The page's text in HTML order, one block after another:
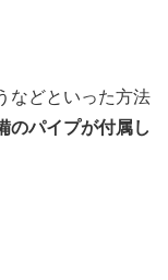
などといった方法
のパイプが付属し